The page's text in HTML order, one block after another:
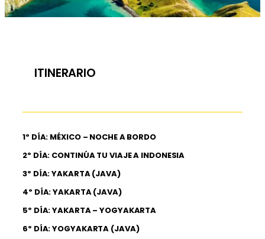
ITINERARIO
1º DÍA: MÉXICO – NOCHE A BORDO
2º DÍA: CONTINÚA TU VIAJE A INDONESIA
3º DÍA: YAKARTA (JAVA)
4º DÍA: YAKARTA (JAVA)
5º DÍA: YAKARTA – YOGYAKARTA
6º DÍA: YOGYAKARTA (JAVA)